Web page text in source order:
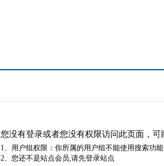
您没有登录或者您没有权限访问此页面，可
1、用户组权限：你所属的用户组不能使用搜索功能
2、您还不是站点会员,请先登录站点